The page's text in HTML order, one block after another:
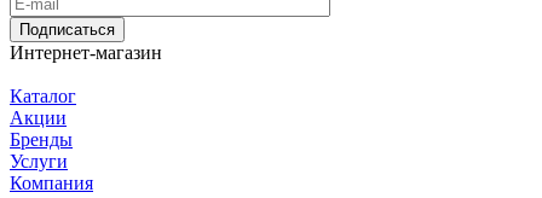
Подписаться
Интернет-магазин
Каталог
Акции
Бренды
Услуги
Компания